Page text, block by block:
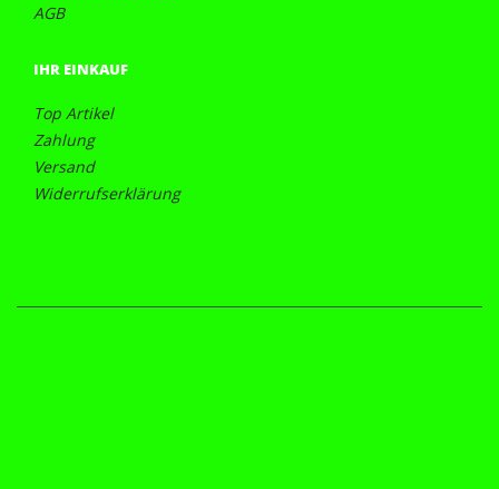
AGB
IHR EINKAUF
Top Artikel
Zahlung
Versand
Widerrufserklärung